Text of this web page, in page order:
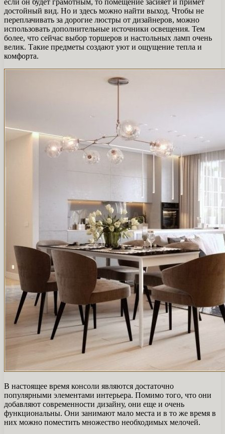
достойный вид. Но и здесь можно найти выход. Чтобы не
переплачивать за дорогие люстры от дизайнеров, можно
использовать дополнительные источники освещения. Тем
более, что сейчас выбор торшеров и настольных ламп очень
велик. Такие предметы создают уют и ощущение тепла и
комфорта.
В настоящее время консоли являются достаточно
популярными элементами интерьера. Помимо того, что они
добавляют современности дизайну, они еще и очень
функциональны. Они занимают мало места и в то же время в
них можно поместить множество необходимых мелочей.